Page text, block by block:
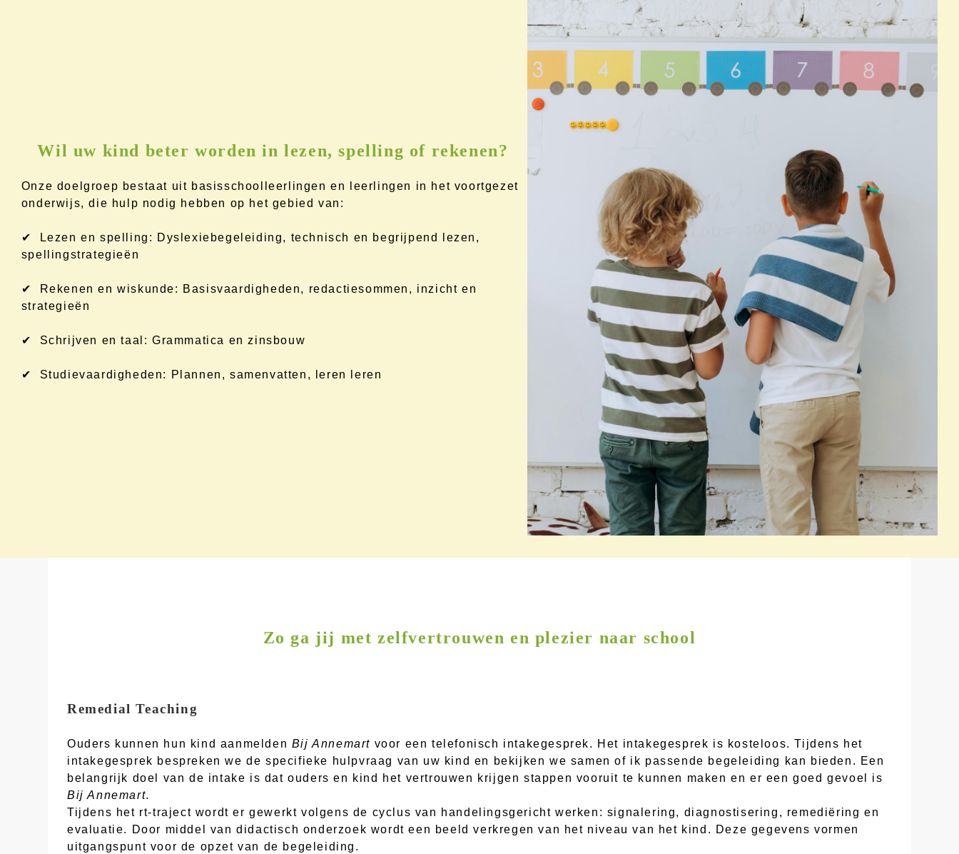
Wil uw kind beter worden in lezen, spelling of rekenen?
Onze doelgroep bestaat uit basisschoolleerlingen en leerlingen in het voortgezet
onderwijs, die hulp nodig hebben op het gebied van:
✔ Lezen en spelling: Dyslexiebegeleiding, technisch en begrijpend lezen,
spellingstrategieën
✔ Rekenen en wiskunde: Basisvaardigheden, redactiesommen, inzicht en
strategieën
✔ Schrijven en taal: Grammatica en zinsbouw
✔ Studievaardigheden: Plannen, samenvatten, leren leren
Zo ga jij met zelfvertrouwen en plezier naar school
Remedial Teaching
Ouders kunnen hun kind aanmelden Bij Annemart voor een telefonisch intakegesprek. Het intakegesprek is kosteloos. Tijdens het
intakegesprek bespreken we de specifieke hulpvraag van uw kind en bekijken we samen of ik passende begeleiding kan bieden. Een
belangrijk doel van de intake is dat ouders en kind het vertrouwen krijgen stappen vooruit te kunnen maken en er een goed gevoel is
Bij Annemart.
Tijdens het rt-traject wordt er gewerkt volgens de cyclus van handelingsgericht werken: signalering, diagnostisering, remediëring en
evaluatie. Door middel van didactisch onderzoek wordt een beeld verkregen van het niveau van het kind. Deze gegevens vormen
uitgangspunt voor de opzet van de begeleiding.